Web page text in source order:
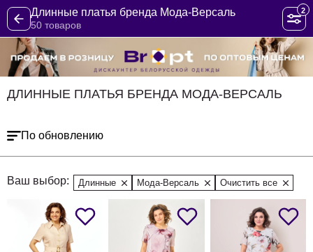
Длинные платья бренда Мода-Версаль
50 товаров
2
ДЛИННЫЕ ПЛАТЬЯ БРЕНДА МОДА-ВЕРСАЛЬ
По обновлению
Ваш выбор: Длинные Мода-Версаль Очистить все